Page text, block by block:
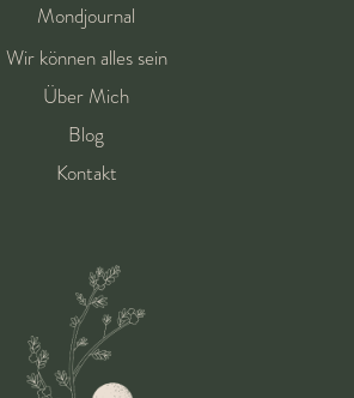
Mondjournal
Wir können alles sein
Über Mich
Blog
Kontakt